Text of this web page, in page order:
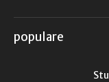
populare